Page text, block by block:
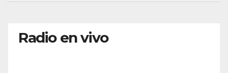
Radio en vivo